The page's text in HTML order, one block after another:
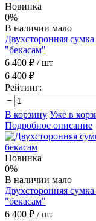
Новинка
0%
В наличии мало
Двухсторонняя
"бекасам"
6 400 ₽ / шт
6 400 ₽
Рейтинг:
−
В корзину Уже в
Подробное описание
Новинка
0%
В наличии мало
Двухсторонняя
"бекасам"
6 400 ₽ / шт